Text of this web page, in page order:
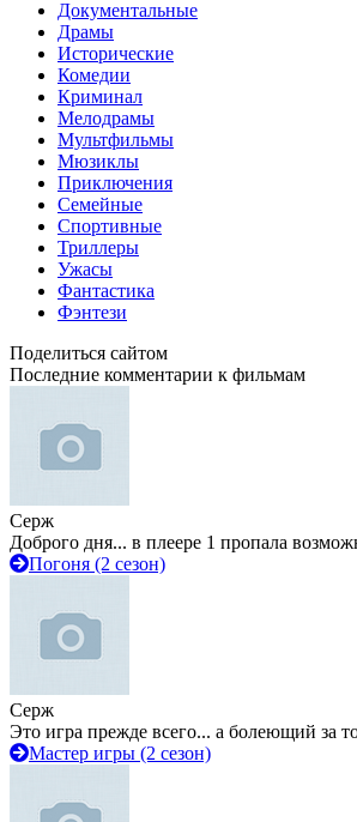
Документальные
Драмы
Исторические
Комедии
Криминал
Мелодрамы
Мультфильмы
Мюзиклы
Приключения
Семейные
Спортивные
Триллеры
Ужасы
Фантастика
Фэнтези
Поделиться сайтом
Последние комментарии к фильмам
Серж
Доброго дня... в плеере 1 пропала
Погоня (2 сезон)
Серж
Это игра прежде всего... а болеющий за
Мастер игры (2 сезон)